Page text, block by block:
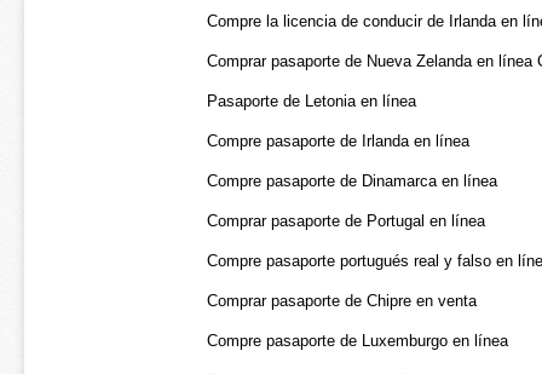
Compre la licencia de conducir de Irlanda en
Comprar pasaporte de Nueva Zelanda en línea
Pasaporte de Letonia en línea
Compre pasaporte de Irlanda en línea
Compre pasaporte de Dinamarca en línea
Comprar pasaporte de Portugal en línea
Compre pasaporte portugués real y falso en
Comprar pasaporte de Chipre en venta
Compre pasaporte de Luxemburgo en línea